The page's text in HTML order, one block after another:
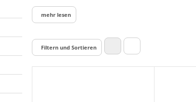
mehr lesen
Filtern und Sortieren